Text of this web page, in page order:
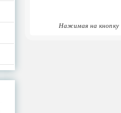
Нажимая на кнопку